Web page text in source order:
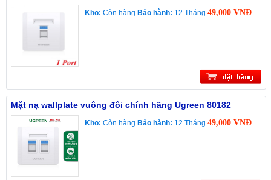
Kho: Còn hàng.Bảo hành: 12 Tháng.49,000 VNĐ
Mặt nạ wallplate vuông đôi chính hãng Ugreen 80182
Kho: Còn hàng.Bảo hành: 12 Tháng.49,000 VNĐ